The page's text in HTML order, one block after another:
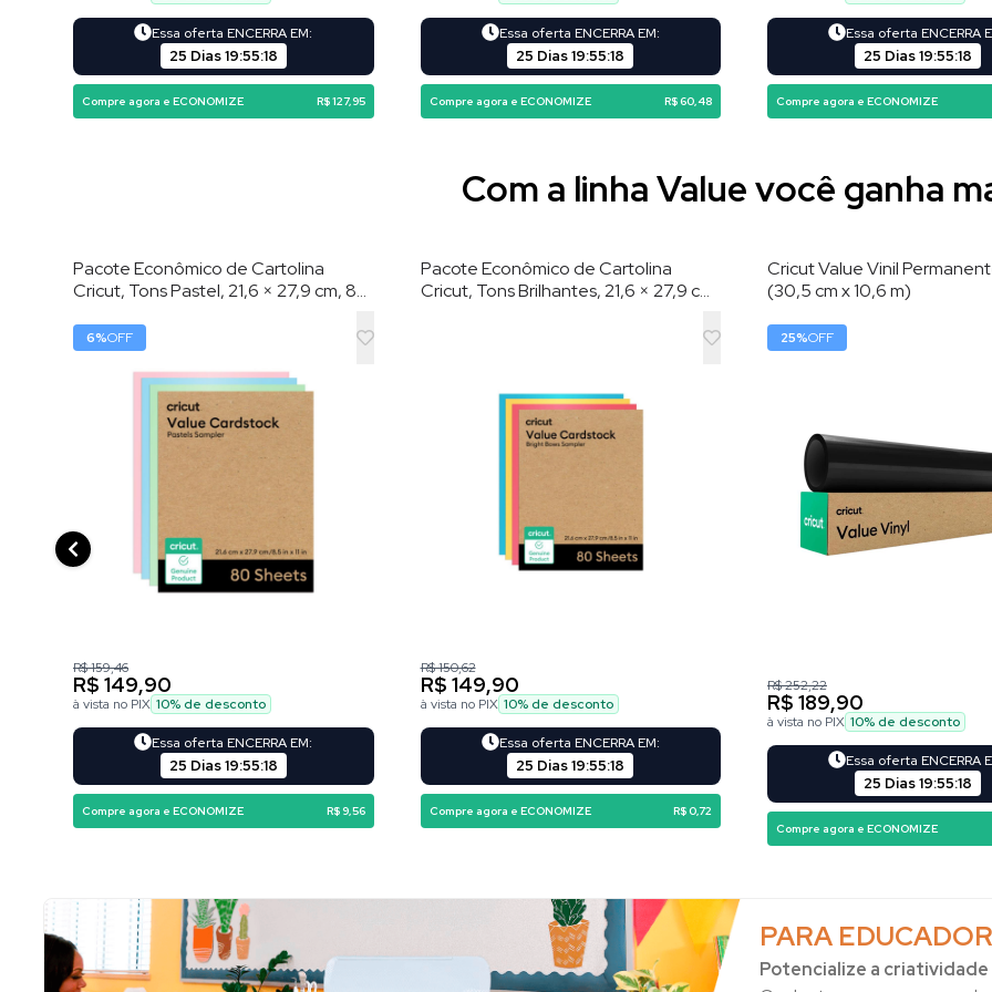
Essa oferta ENCERRA EM:
25 Dias19:55:16
Compre agora e ECONOMIZE R$ 127,95
Essa oferta ENCERRA EM:
25 Dias19:55:16
Compre agora e ECONOMIZE R$ 60,48
Essa oferta ENCERRA
25 Dias19:55:16
Compre agora e ECONOMIZE
Com a linha Value você ganha
Pacote Econômico de Cartolina
Cricut, Tons Pastel, 21,6 × 27,9 cm, 80
6%OFF
R$ 159,46
R$ 149,90
à vista no PIX 10% de desconto
Essa oferta ENCERRA EM:
25 Dias19:55:16
Compre agora e ECONOMIZE R$ 9,56
Pacote Econômico de Cartolina
Cricut, Tons Brilhantes, 21,6 × 27,9 cm,
R$ 150,62
R$ 149,90
à vista no PIX 10% de desconto
Essa oferta ENCERRA EM:
25 Dias19:55:16
Compre agora e ECONOMIZE R$ 0,72
Cricut Value Vinil
(30,5 cm x 10,6 m)
25%OFF
R$ 252,22
R$ 189,90
à vista no PIX 10% de desconto
Essa oferta ENCERRA
25 Dias19:55:16
Compre agora e ECONOMIZE
PARA
Potencialize a criatividade